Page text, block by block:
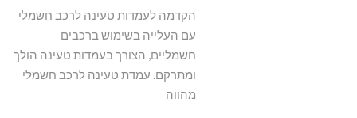
הקדמה לעמדות טעינה לרכב חשמלי
עם העלייה בשימוש ברכבים
חשמליים, הצורך בעמדות טעינה הולך
ומתרקם. עמדת טעינה לרכב חשמלי
מהווה